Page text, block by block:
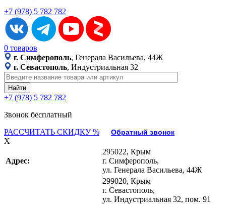
+7 (978) 5 782 782
0 товаров
г. Симферополь, Генерала Васильева, 44Ж
г. Севастополь, Индустриальная 32
+7 (978) 5 782 782
Звонок бесплатный
РАССЧИТАТЬ СКИДКУ %
Обратный звонок
X
Адрес:
295022, Крым
г. Симферополь,
ул. Генерала Васильева, 44Ж
299020, Крым
г. Севастополь,
ул. Индустриальная 32, пом. 91